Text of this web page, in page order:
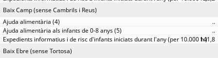
Baix Camp (sense Cambrils i Reus)
..
..
141,8
Baix Ebre (sense Tortosa)